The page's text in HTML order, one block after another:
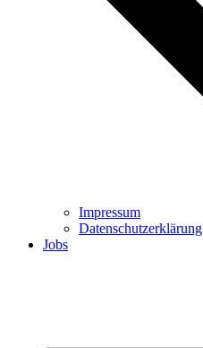
Impressum
Datenschutzerklärung
Jobs